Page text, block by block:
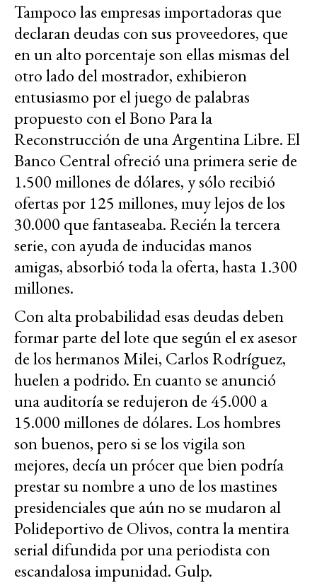
Tampoco las empresas importadoras que
declaran deudas con sus proveedores, que
en un alto porcentaje son ellas mismas del
otro lado del mostrador, exhibieron
entusiasmo por el juego de palabras
propuesto con el Bono Para la
Reconstrucción de una Argentina Libre. El
Banco Central ofreció una primera serie de
1.500 millones de dólares, y sólo recibió
ofertas por 125 millones, muy lejos de los
30.000 que fantaseaba. Recién la tercera
serie, con ayuda de inducidas manos
amigas, absorbió toda la oferta, hasta 1.300
millones.
Con alta probabilidad esas deudas deben
formar parte del lote que según el ex asesor
de los hermanos Milei, Carlos Rodríguez,
huelen a podrido. En cuanto se anunció
una auditoría se redujeron de 45.000 a
15.000 millones de dólares. Los hombres
son buenos, pero si se los vigila son
mejores, decía un prócer que bien podría
prestar su nombre a uno de los mastines
presidenciales que aún no se mudaron al
Polideportivo de Olivos, contra la mentira
serial difundida por una periodista con
escandalosa impunidad. Gulp.